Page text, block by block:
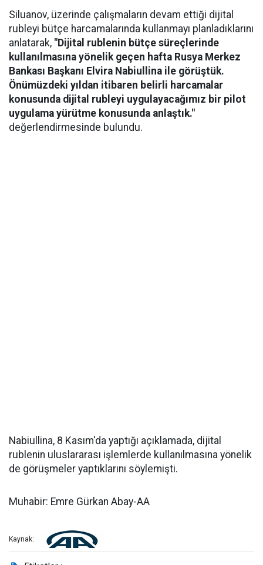
Siluanov, üzerinde çalışmaların devam ettiği dijital
rubleyi bütçe harcamalarında kullanmayı planladıklarını
anlatarak, "Dijital rublenin bütçe süreçlerinde
kullanılmasına yönelik geçen hafta Rusya Merkez
Bankası Başkanı Elvira Nabiullina ile görüştük.
Önümüzdeki yıldan itibaren belirli harcamalar
konusunda dijital rubleyi uygulayacağımız bir pilot
uygulama yürütme konusunda anlaştık."
değerlendirmesinde bulundu.
Nabiullina, 8 Kasım'da yaptığı açıklamada, dijital
rublenin uluslararası işlemlerde kullanılmasına yönelik
de görüşmeler yaptıklarını söylemişti.
Muhabir: Emre Gürkan Abay-AA
Kaynak: